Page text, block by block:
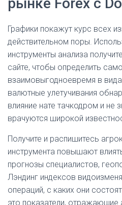
Графики покажут курс всех
действительном поры.
инструменты анализа
сайте, чтобы определить
взаимовыгодноевремя в
валютные улетучивания
влияние нате тачкодром и не
врачуются широкой
Получите и распишитесь
инструмента повышают
прогнозы специалистов,
Лэндинг индексов
операций, с каких они
это показатели,